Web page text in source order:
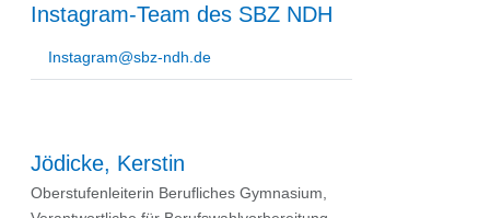
Instagram-Team des SBZ NDH
Instagram@sbz-ndh.de
Jödicke, Kerstin
Oberstufenleiterin Berufliches Gymnasium,